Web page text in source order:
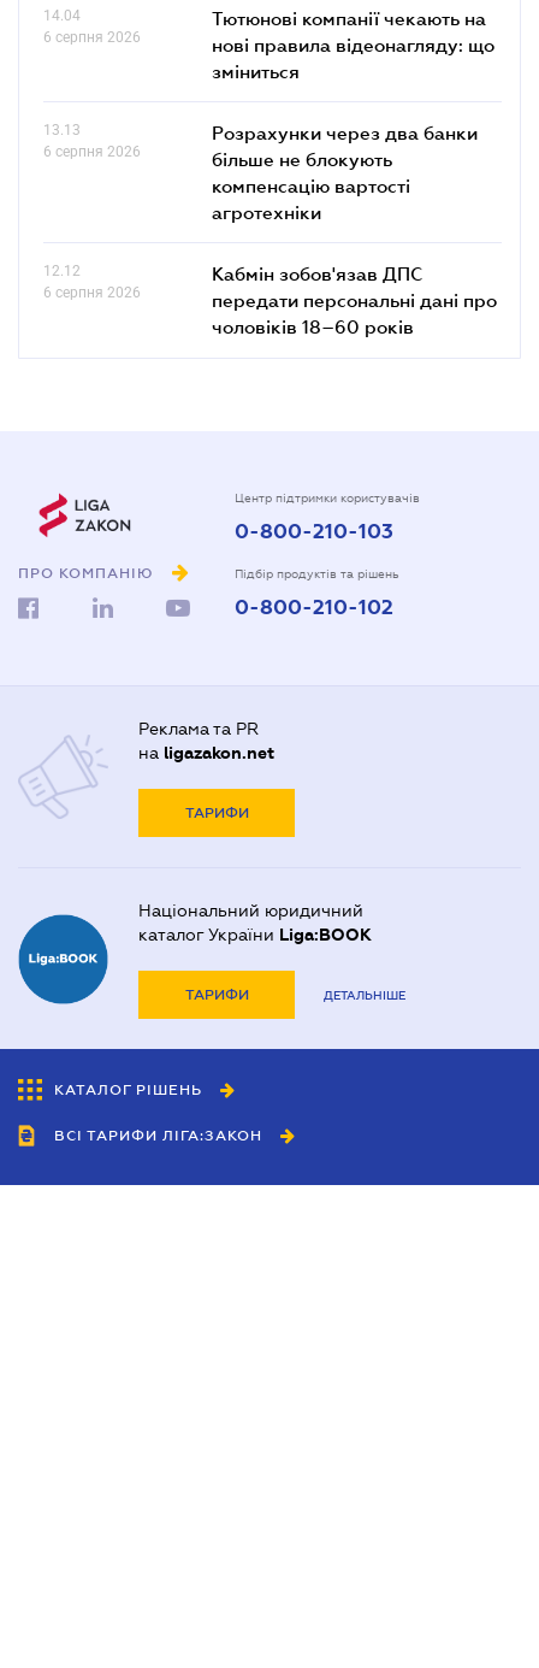
14.04
6 серпня 2026
Тютюнові компанії чекають на
нові правила відеонагляду: що
зміниться
13.13
6 серпня 2026
Розрахунки через два банки
більше не блокують
компенсацію вартості
агротехніки
12.12
6 серпня 2026
Кабмін зобов'язав ДПС
передати персональні дані про
чоловіків 18–60 років
ПРО КОМПАНІЮ
Центр підтримки користувачів
0-800-210-103
Підбір продуктів та рішень
0-800-210-102
Реклама та PR
на ligazakon.net
ТАРИФИ
Національний юридичний
каталог України Liga:BOOK
ТАРИФИ ДЕТАЛЬНІШЕ
КАТАЛОГ РІШЕНЬ
ВСІ ТАРИФИ ЛІГА:ЗАКОН